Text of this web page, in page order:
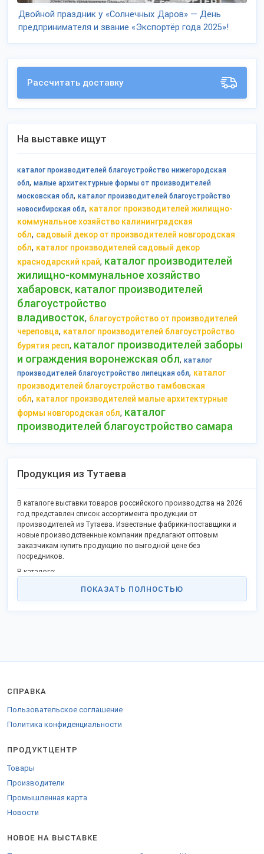
Двойной праздник у «Солнечных Даров» — День
предпринимателя и звание «Экспортёр года 2025»!
Рассчитать доставку
На выставке ищут
каталог производителей благоустройство нижегородская
обл, малые архитектурные формы от производителей
московская обл, каталог производителей благоустройство
новосибирская обл, каталог производителей жилищно-
коммунальное хозяйство калининградская
обл, садовый декор от производителей новгородская
обл, каталог производителей садовый декор
краснодарский край, каталог производителей
жилищно-коммунальное хозяйство
хабаровск, каталог производителей
благоустройство
владивосток, благоустройство от производителей
череповца, каталог производителей благоустройство
бурятия респ, каталог производителей заборы
и ограждения воронежская обл, каталог
производителей благоустройство липецкая обл, каталог
производителей благоустройство тамбовская
обл, каталог производителей малые архитектурные
формы новгородская обл, каталог
производителей благоустройство самара
Продукция из Тутаева
В каталоге выставки товаров российского производства на 2026
год представлен список ассортимента продукции от
производителей из Тутаева. Извествные фабрики-поставщики и
новые производственные компании предлагают оптовым
заказчикам купить продукцию по выгодной цене без
посредников.
В каталоге:
полупальто и пальто мужские меховые;
блок-контейнеры;
оплаты заказов смотрите в товарных карточках производителей
на выставке.
Компании приглашают к сотрудничеству оптовых заказчиков,
ПОКАЗАТЬ ПОЛНОСТЬЮ
СПРАВКА
Пользовательское соглашение
Политика конфиденциальности
ПРОДУКТЦЕНТР
Товары
Производители
Промышленная карта
Новости
НОВОЕ НА ВЫСТАВКЕ